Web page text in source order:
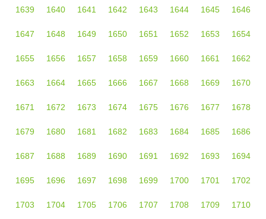
1639 1640 1641 1642 1643 1644 1645 1646
1647 1648 1649 1650 1651 1652 1653 1654
1655 1656 1657 1658 1659 1660 1661 1662
1663 1664 1665 1666 1667 1668 1669 1670
1671 1672 1673 1674 1675 1676 1677 1678
1679 1680 1681 1682 1683 1684 1685 1686
1687 1688 1689 1690 1691 1692 1693 1694
1695 1696 1697 1698 1699 1700 1701 1702
1703 1704 1705 1706 1707 1708 1709 1710